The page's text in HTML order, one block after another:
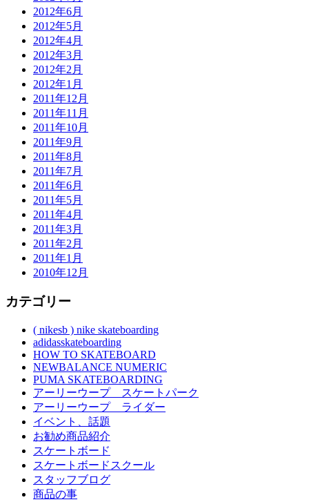
2012年6月
2012年5月
2012年4月
2012年3月
2012年2月
2012年1月
2011年12月
2011年11月
2011年10月
2011年9月
2011年8月
2011年7月
2011年6月
2011年5月
2011年4月
2011年3月
2011年2月
2011年1月
2010年12月
カテゴリー
( nikesb ) nike skateboarding
adidasskateboarding
HOW TO SKATEBOARD
NEWBALANCE NUMERIC
PUMA SKATEBOARDING
アーリーウープ スケートパーク
アーリーウープ ライダー
イベント、話題
お勧め商品紹介
スケートボード
スケートボードスクール
スタッフブログ
商品の事